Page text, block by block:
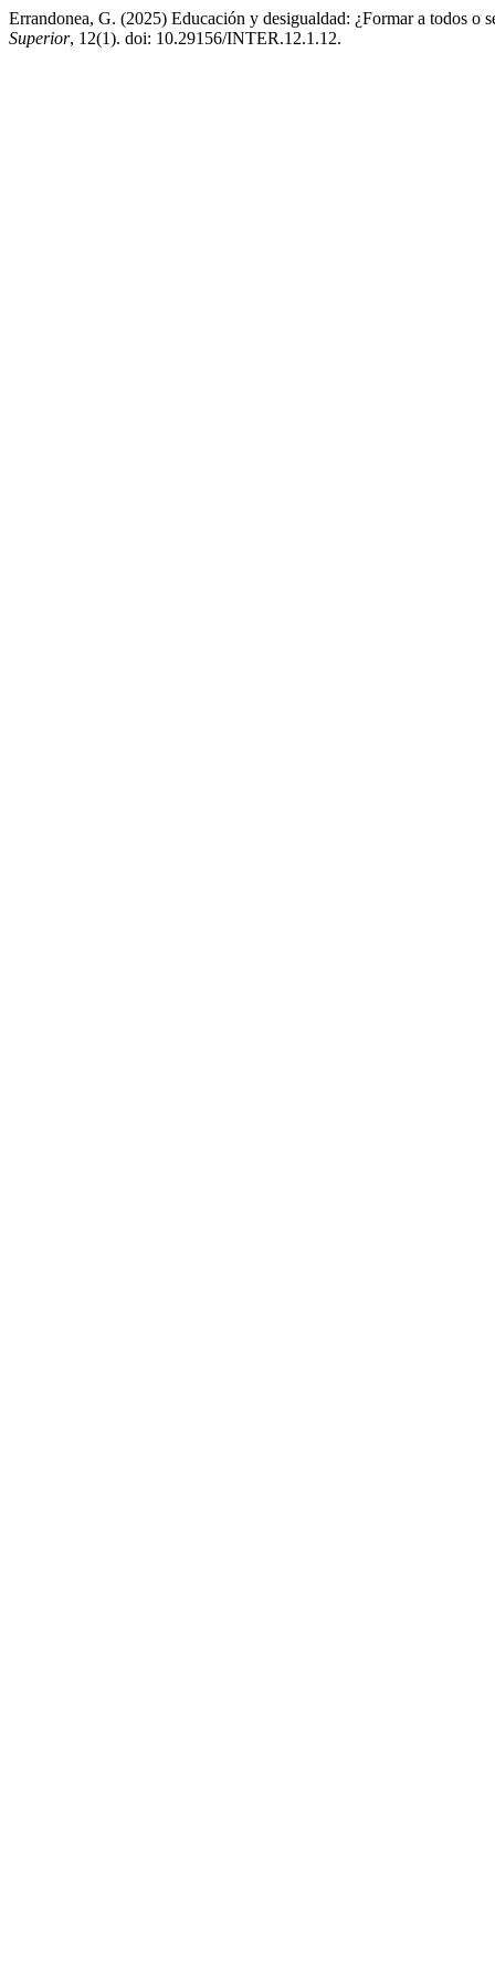
Errandonea, G. (2025) Educación y desigualdad: ¿Formar a todos o
Superior, 12(1). doi: 10.29156/INTER.12.1.12.